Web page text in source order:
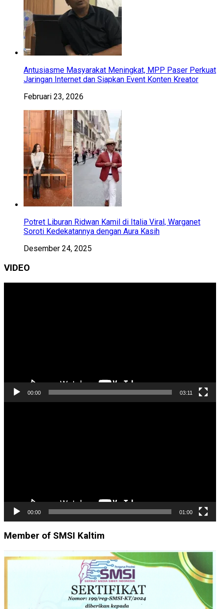
Antusiasme Masyarakat Meningkat, MPP Paser Perkuat
Jaringan Internet dan Siapkan Event Konten Kreator
Februari 23, 2026
Potret Liburan Ridwan Kamil di Italia Viral, Warganet
Soroti Kedekatannya dengan Aura Kasih
Desember 24, 2025
VIDEO
00:00 03:11
00:00 01:00
Member of SMSI Kaltim